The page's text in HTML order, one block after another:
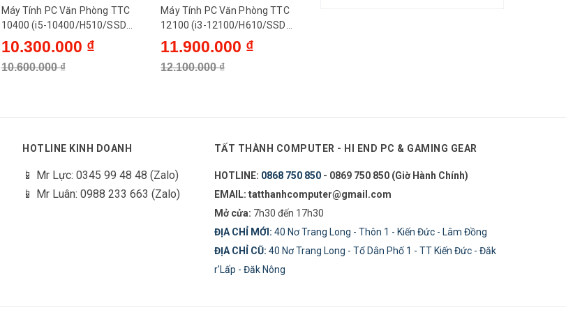
Máy Tính PC Văn Phòng TTC
10400 (i5-10400/H510/SSD
240G/300W)
10.300.000 ₫
10.600.000 ₫
Máy Tính PC Văn Phòng TTC
12100 (i3-12100/H610/SSD
240G/300W)
11.900.000 ₫
12.100.000 ₫
HOTLINE KINH DOANH
📱 Mr Lực: 0345 99 48 48 (Zalo)
📱 Mr Luân: 0988 233 663 (Zalo)
TẤT THÀNH COMPUTER - HI END PC & GAMING GEAR
HOTLINE: 0868 750 850- 0869 750 850 (Giờ Hành Chính)
EMAIL: tatthanhcomputer@gmail.com
Mở cửa: 7h30 đến 17h30
ĐỊA CHỈ MỚI: 40 Nơ Trang Long - Thôn 1 - Kiến Đức - Lâm Đồng
ĐỊA CHỈ CŨ: 40 Nơ Trang Long - Tổ Dân Phố 1 - TT Kiến Đức - Đắk
r'Lấp - Đăk Nông